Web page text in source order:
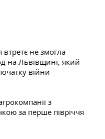
не змогла
на Львівщині, який
війни
з
за перше півріччя